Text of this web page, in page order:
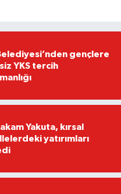
gençlere
YKS tercih
Yakuta, kırsal
yatırımları